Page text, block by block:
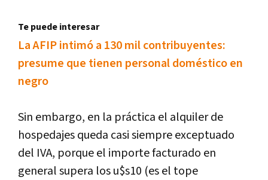
Te puede interesar
La AFIP intimó a 130 mil contribuyentes:
presume que tienen personal doméstico en
negro
Sin embargo, en la práctica el alquiler de
hospedajes queda casi siempre exceptuado
del IVA, porque el importe facturado en
general supera los u$s10 (es el tope